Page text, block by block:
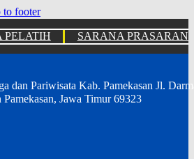
to footer
PELATIH SARANA
dan Pariwisata Kab. Pamekasan Jl.
Jawa Timur 69323